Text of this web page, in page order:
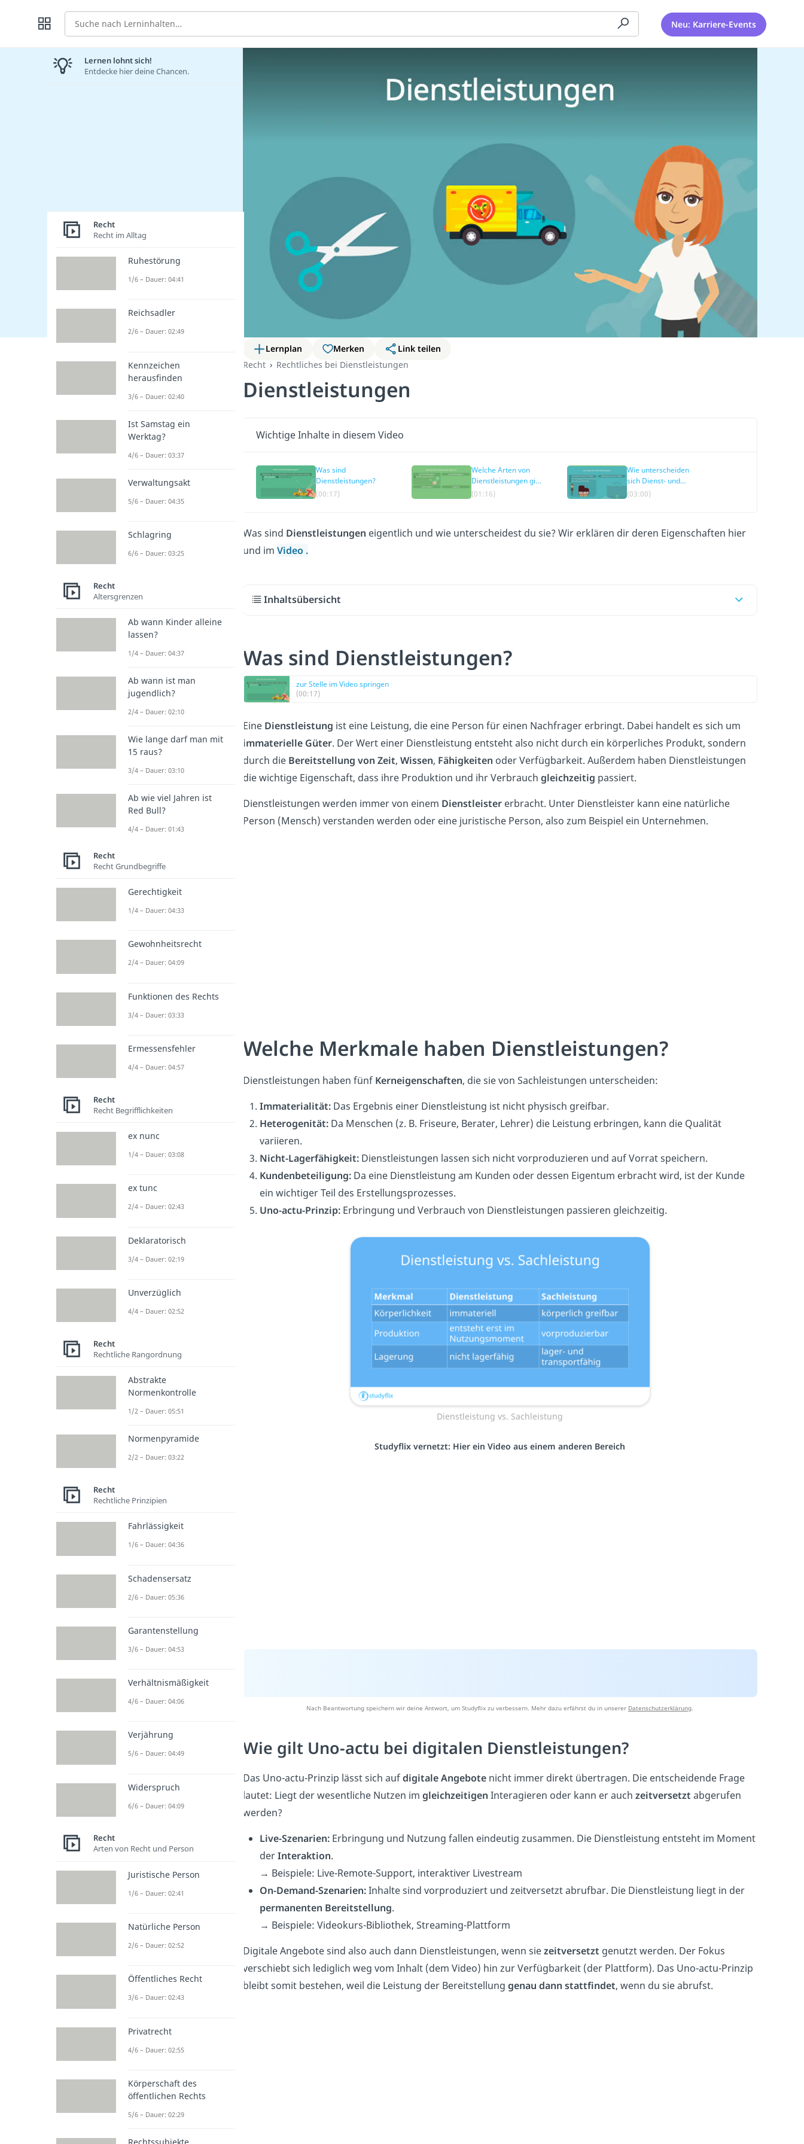
Suche Neu: Karriere-Events
Lernplan Merken
Link teilen
Recht
Rechtliches bei Dienstleistungen
Dienstleistungen
Wichtige Inhalte in diesem Video
Was sind
Dienstleistungen?
(00:17)
Welche Arten von
Dienstleistungen gibt
es?
(01:16)
Wie unterscheiden
sich Dienst- und
Werkvertrag?
(03:00)
Was sind Dienstleistungen eigentlich und wie unterscheidest du sie? Wir erklären dir deren Eigenschaften hier
und im Video .
Inhaltsübersicht
Was sind Dienstleistungen?
zur Stelle im Video springen
(00:17)
Eine Dienstleistung ist eine Leistung, die eine Person für einen Nachfrager erbringt. Dabei handelt es sich um
immaterielle Güter. Der Wert einer Dienstleistung entsteht also nicht durch ein körperliches Produkt, sondern
durch die Bereitstellung von Zeit, Wissen, Fähigkeiten oder Verfügbarkeit. Außerdem haben Dienstleistungen
die wichtige Eigenschaft, dass ihre Produktion und ihr Verbrauch gleichzeitig passiert.
Dienstleistungen werden immer von einem Dienstleistererbracht. Unter Dienstleister kann eine natürliche
Person (Mensch) verstanden werden oder eine juristische Person, also zum Beispiel ein Unternehmen.
Welche Merkmale haben Dienstleistungen?
Dienstleistungen haben fünf Kerneigenschaften, die sie von Sachleistungen unterscheiden:
Immaterialität: Das Ergebnis einer Dienstleistung ist nicht physisch greifbar.
Heterogenität:Da Menschen (z. B. Friseure, Berater, Lehrer) die Leistung erbringen, kann die Qualität
variieren.
Nicht-Lagerfähigkeit: Dienstleistungen lassen sich nicht vorproduzieren und auf Vorrat speichern.
Kundenbeteiligung:Da eine Dienstleistung am Kunden oder dessen Eigentum erbracht wird, ist der Kunde
ein wichtiger Teil des Erstellungsprozesses.
Uno-actu-Prinzip: Erbringung und Verbrauch von Dienstleistungen passieren gleichzeitig.
Dienstleistung vs. Sachleistung
Studyflix vernetzt: Hier ein Video aus einem anderen Bereich
Nach Beantwortung speichern wir deine Antwort, um Studyflix zu verbessern. Mehr dazu erfährst du in unserer Datenschutzerklärung
Wie gilt Uno-actu bei digitalen Dienstleistungen?
Das Uno-actu-Prinzip lässt sich aufdigitale Angebotenicht immer direkt übertragen. Die entscheidende Frage
lautet: Liegt der wesentliche Nutzen im gleichzeitigen Interagieren oder kann er auch zeitversetzt abgerufen
werden?
Live-Szenarien:Erbringung und Nutzung fallen eindeutig zusammen. Die Dienstleistung entsteht im Moment
derInteraktion.
→ Beispiele: Live-Remote-Support, interaktiver Livestream
On-Demand-Szenarien:Inhalte sind vorproduziert und zeitversetzt abrufbar. Die Dienstleistung liegt in der
permanenten Bereitstellung.
→ Beispiele: Videokurs-Bibliothek, Streaming-Plattform
Digitale Angebote sind also auch dann Dienstleistungen, wenn siezeitversetzt genutzt werden. Der Fokus
verschiebt sich lediglich weg vom Inhalt (dem Video) hin zur Verfügbarkeit (der Plattform). Das Uno-actu-Prinzip
bleibt somit bestehen, weil die Leistung der Bereitstellung genau dann stattfindet, wenn du sie abrufst.
Lernen lohnt sich!
Entdecke hier deine Chancen.
Recht
Recht im Alltag
Ruhestörung
1/6 – Dauer: 04:41
Reichsadler
2/6 – Dauer: 02:49
Kennzeichen
herausfinden
3/6 – Dauer: 02:40
Ist Samstag ein
Werktag?
4/6 – Dauer: 03:37
Verwaltungsakt
5/6 – Dauer: 04:35
Schlagring
6/6 – Dauer: 03:25
Recht
Altersgrenzen
Ab wann Kinder alleine
lassen?
1/4 – Dauer: 04:37
Ab wann ist man
jugendlich?
2/4 – Dauer: 02:10
Wie lange darf man mit
15 raus?
3/4 – Dauer: 03:10
Ab wie viel Jahren ist
Red Bull?
4/4 – Dauer: 01:43
Recht
Recht Grundbegriffe
Gerechtigkeit
1/4 – Dauer: 04:33
Gewohnheitsrecht
2/4 – Dauer: 04:09
Funktionen des Rechts
3/4 – Dauer: 03:33
Ermessensfehler
4/4 – Dauer: 04:57
Recht
Recht Begrifflichkeiten
ex nunc
1/4 – Dauer: 03:08
ex tunc
2/4 – Dauer: 02:43
Deklaratorisch
3/4 – Dauer: 02:19
Unverzüglich
4/4 – Dauer: 02:52
Recht
Rechtliche Rangordnung
Abstrakte
Normenkontrolle
1/2 – Dauer: 05:51
Normenpyramide
2/2 – Dauer: 03:22
Recht
Rechtliche Prinzipien
Fahrlässigkeit
1/6 – Dauer: 04:36
Schadensersatz
2/6 – Dauer: 05:36
Garantenstellung
3/6 – Dauer: 04:53
Verhältnismäßigkeit
4/6 – Dauer: 04:06
Verjährung
5/6 – Dauer: 04:49
Widerspruch
6/6 – Dauer: 04:09
Recht
Arten von Recht und Person
Juristische Person
1/6 – Dauer: 02:41
Natürliche Person
2/6 – Dauer: 02:52
Öffentliches Recht
3/6 – Dauer: 02:43
Privatrecht
4/6 – Dauer: 02:55
Körperschaft des
öffentlichen Rechts
5/6 – Dauer: 02:29